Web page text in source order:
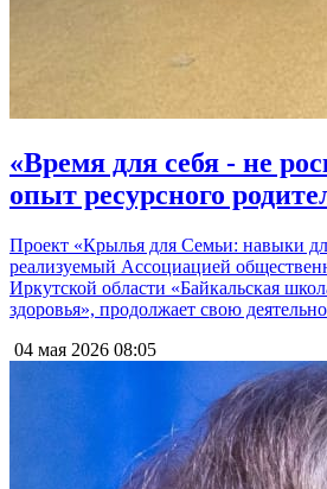
«Время для себя - не
опыт ресурсного
Проект «Крылья для Семьи: навыки
реализуемый Ассоциацией
Иркутской области «Байкальская
здоровья», продолжает свою
04 мая 2026 08:05